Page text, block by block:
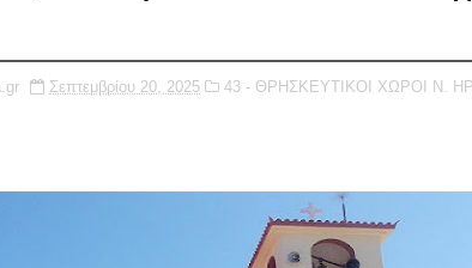
Σεπτεμβρίου 20, 2025 43 - ΘΡΗΣΚΕΥΤΙΚΟΙ ΧΩΡΟΙ Ν.